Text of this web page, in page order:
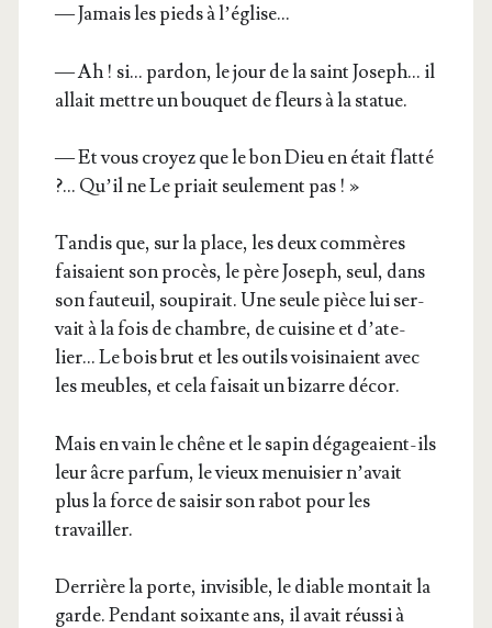
— Jamais les pieds à l’église…
— Ah ! si… par­don, le jour de la saint Joseph… il
allait mettre un bou­quet de fleurs à la statue.
— Et vous croyez que le bon Dieu en était flat­té
?… Qu’il ne Le priait seule­ment pas ! »
Tan­dis que, sur la place, les deux com­mères
fai­saient son pro­cès, le père Joseph, seul, dans
son fau­teuil, sou­pi­rait. Une seule pièce lui ser­
vait à la fois de chambre, de cui­sine et d’a­te­
lier… Le bois brut et les outils voi­si­naient avec
les meubles, et cela fai­sait un bizarre décor.
Mais en vain le chêne et le sapin déga­geaient-ils
leur âcre par­fum, le vieux menui­sier n’avait
plus la force de sai­sir son rabot pour les
travailler.
Der­rière la porte, invi­sible, le diable mon­tait la
garde. Pen­dant soixante ans, il avait réus­si à